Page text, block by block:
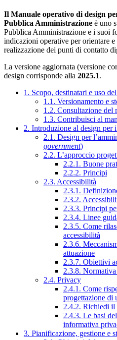
Il Manuale operativo di design
Pubblica Amministrazione è uno
Pubblica Amministrazione e i suoi
indicazioni operative per orientare
realizzazione dei punti di contatto
La versione aggiornata (versione
design corrisponde alla 2025.1.
1. Scopo, destinatari e uso
1.1. Versionamento e
1.2. Consultazione del
1.3. Contribuisci al
2. Introduzione al design
2.1. Design per
government)
2.2. L’approccio
2.2.1. Buone
2.2.2. Principi
2.3. Accessibilità
2.3.1.
2.3.2.
2.3.3. Principi
2.3.4. Linee
2.3.5. Come
accessibilità
2.3.6.
attuazione
2.3.7. Obiettivi
2.3.8.
2.4. Privacy
2.4.1. Come
progettazione di
2.4.2. Richiedi il
2.4.3. Le basi
informativa
3. Pianificazione, gestione e